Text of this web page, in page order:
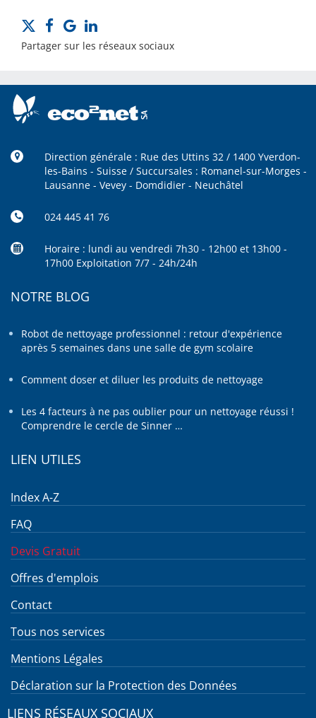
Partager sur les réseaux sociaux
Direction générale : Rue des Uttins 32 / 1400 Yverdon-
les-Bains - Suisse / Succursales : Romanel-sur-Morges -
Lausanne - Vevey - Domdidier - Neuchâtel
024 445 41 76
Horaire : lundi au vendredi 7h30 - 12h00 et 13h00 -
17h00 Exploitation 7/7 - 24h/24h
NOTRE BLOG
Robot de nettoyage professionnel : retour d'expérience
après 5 semaines dans une salle de gym scolaire
Comment doser et diluer les produits de nettoyage
Les 4 facteurs à ne pas oublier pour un nettoyage réussi !
Comprendre le cercle de Sinner …
LIEN UTILES
Index A-Z
FAQ
Devis Gratuit
Offres d'emplois
Contact
Tous nos services
Mentions Légales
Déclaration sur la Protection des Données
LIENS RÉSEAUX SOCIAUX